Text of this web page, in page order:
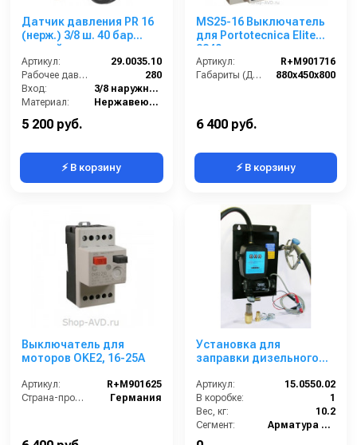
Датчик давления PR 16
(нерж.) 3/8 ш. 40 бар
черный
Артикул:
29.0035.10
Рабочее давление (бар):
280
Вход:
3/8 наружняя резьба
Материал:
Нержавеющая сталь
5 200 руб.
⚡ В корзину
MS25-16 Выключатель
для Portotecnica Elite
2840
Артикул:
R+M901716
Габариты (ДхШхВ):
880х450х800
6 400 руб.
⚡ В корзину
Выключатель для
моторов OKE2, 16-25A
Артикул:
R+M901625
Страна-производитель:
Германия
Установка для
заправки дизельного
пистолетом без
отсечки настенная 12 В
Артикул:
15.0550.02
В коробке:
1
Вес, кг:
10.2
Сегмент:
Арматура высокого давления